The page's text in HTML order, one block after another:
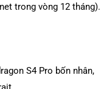
trong vòng 12 tháng).
S4 Pro bốn nhân,